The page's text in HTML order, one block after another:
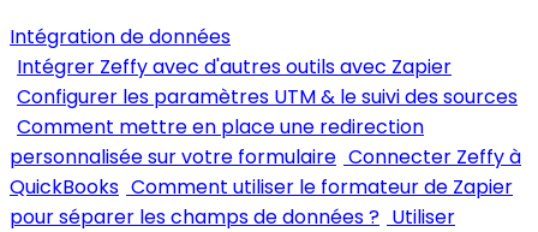
Intégration de données
Intégrer Zeffy avec d'autres outils avec Zapier
Configurer les paramètres UTM & le suivi des sources
Comment mettre en place une redirection
personnalisée sur votre formulaire Connecter Zeffy à
QuickBooks Comment utiliser le formateur de Zapier
pour séparer les champs de données ? Utiliser